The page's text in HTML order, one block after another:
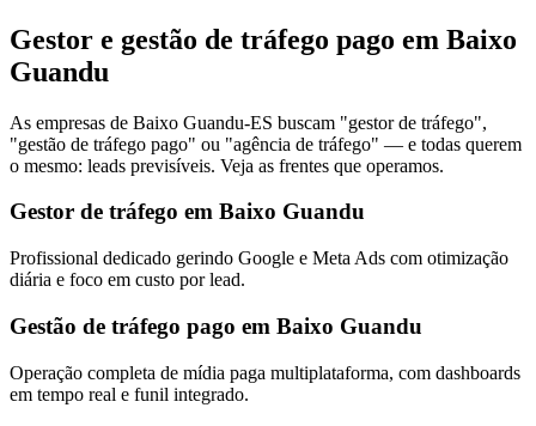
Gestor e gestão de tráfego pago em Baixo
Guandu
As empresas de Baixo Guandu-ES buscam "gestor de tráfego",
"gestão de tráfego pago" ou "agência de tráfego" — e todas querem
o mesmo: leads previsíveis. Veja as frentes que operamos.
Gestor de tráfego em Baixo Guandu
Profissional dedicado gerindo Google e Meta Ads com otimização
diária e foco em custo por lead.
Gestão de tráfego pago em Baixo Guandu
Operação completa de mídia paga multiplataforma, com dashboards
em tempo real e funil integrado.